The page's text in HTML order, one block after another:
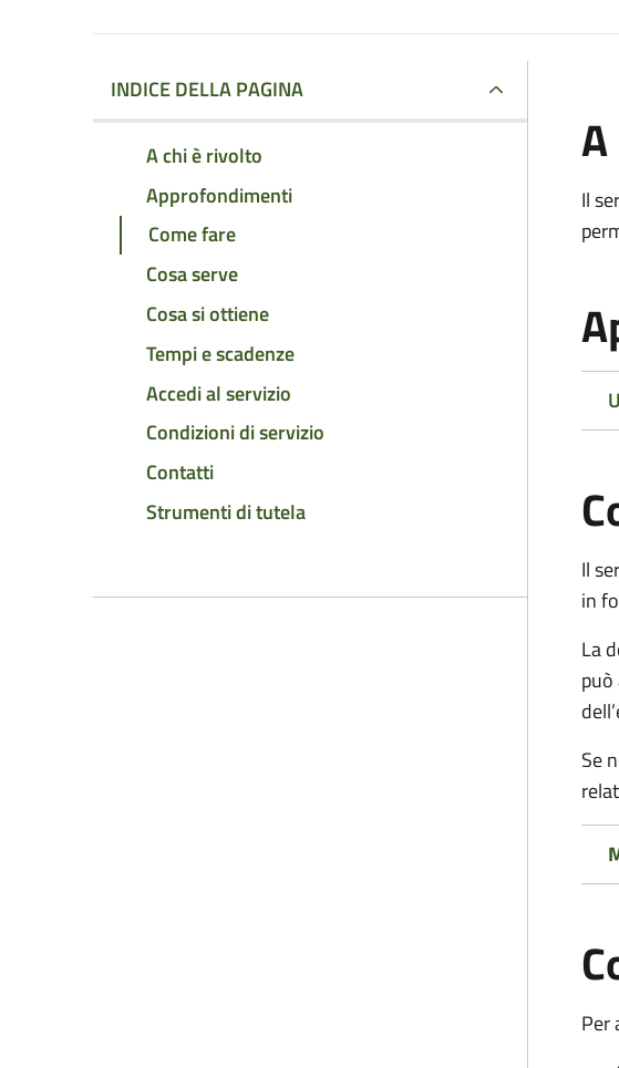
INDICE DELLA PAGINA
A chi è rivolto
Approfondimenti
Come fare
Cosa serve
Cosa si ottiene
Tempi e scadenze
Accedi al servizio
Condizioni di servizio
Contatti
Strumenti di tutela
Il
Il
in
La
Se
Per